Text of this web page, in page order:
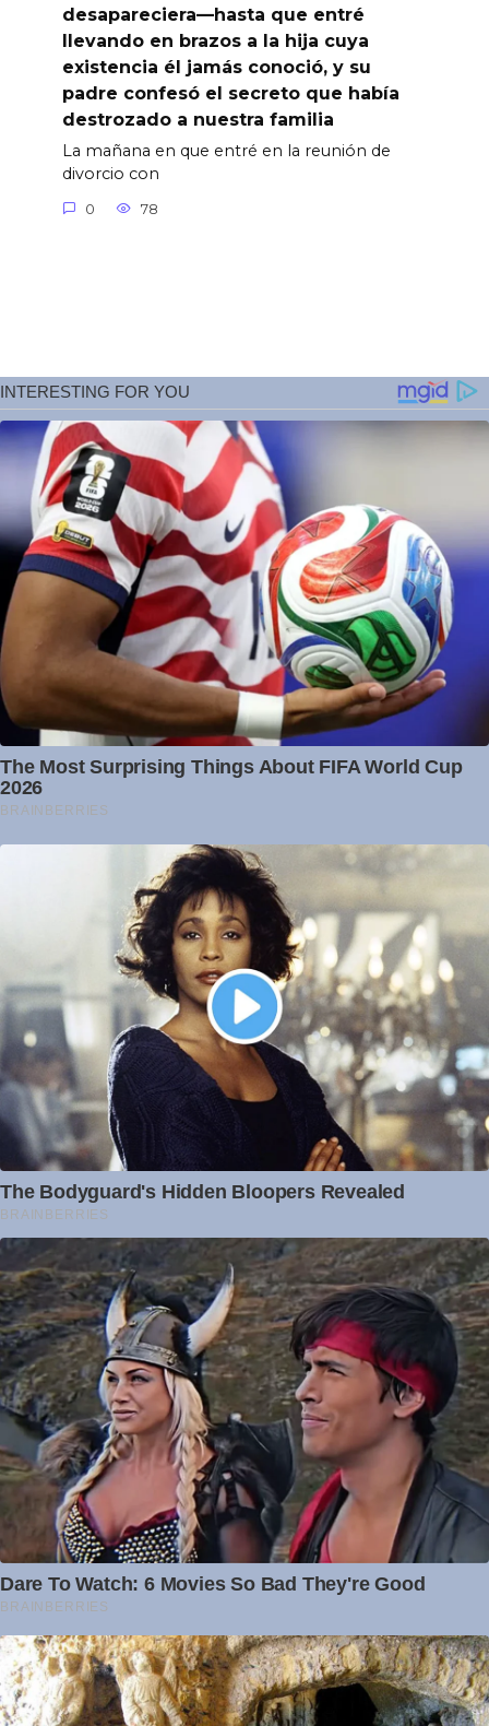
desapareciera—hasta que entré
llevando en brazos a la hija cuya
existencia él jamás conoció, y su
padre confesó el secreto que había
destrozado a nuestra familia
La mañana en que entré en la reunión de
divorcio con
0 78